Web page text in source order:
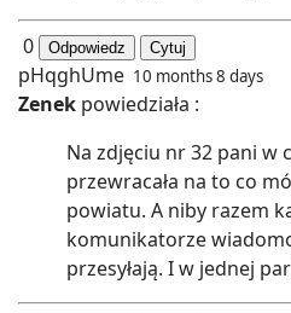
0 Odpowiedz Cytuj
pHqghUme 10 months 8 days
Zenek powiedziała :
Na zdjęciu nr 32 pani w
przewracała na to co
powiatu. A niby razem
komunikatorze
przesyłają. I w jednej